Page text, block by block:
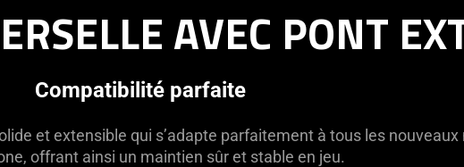
AVEC PONT
Compatibilité parfaite
et extensible qui s’adapte parfaitement à tous les
offrant ainsi un maintien sûr et stable en jeu.